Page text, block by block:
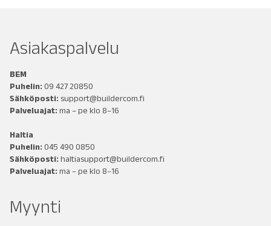
Asiakaspalvelu
BEM
Puhelin: 09 427 20850
Sähköposti: support@buildercom.fi
Palveluajat: ma – pe klo 8–16
Haltia
Puhelin: 045 490 0850
Sähköposti: haltiasupport@buildercom.fi
Palveluajat: ma – pe klo 8–16
Myynti